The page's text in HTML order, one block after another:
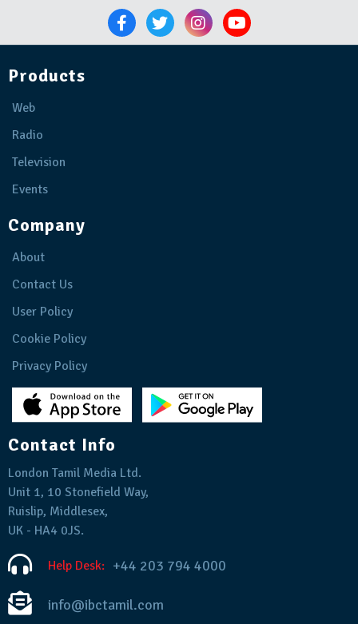
Products
Web
Radio
Television
Events
Company
About
Contact Us
User Policy
Cookie Policy
Privacy Policy
Contact Info
London Tamil Media Ltd.
Unit 1, 10 Stonefield Way,
Ruislip, Middlesex,
UK - HA4 0JS.
Help Desk: +44 203 794 4000
info@ibctamil.com